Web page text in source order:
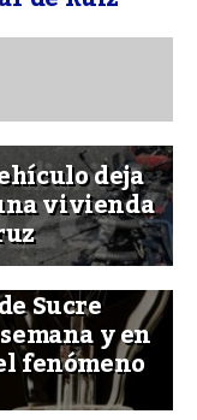
deja
vivienda
Sucre
y en
fenómeno